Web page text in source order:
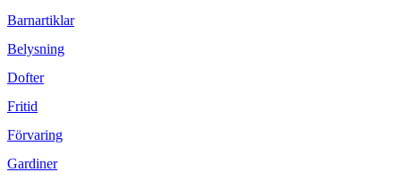
Barnartiklar
Belysning
Dofter
Fritid
Förvaring
Gardiner